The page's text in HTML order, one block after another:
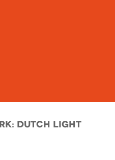
Dutch Light